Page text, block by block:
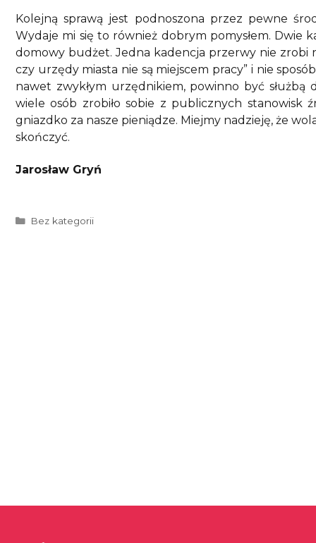
Kolejną sprawą jest podnoszona przez pewne
Wydaje mi się to również dobrym pomysłem. Dwie
domowy budżet. Jedna kadencja przerwy nie zrobi
czy urzędy miasta nie są miejscem pracy” i nie
nawet zwykłym urzędnikiem, powinno być służbą
wiele osób zrobiło sobie z publicznych stanowisk
gniazdko za nasze pieniądze. Miejmy nadzieję, że
skończyć.
Jarosław Gryń
Kategorie
Bez kategorii